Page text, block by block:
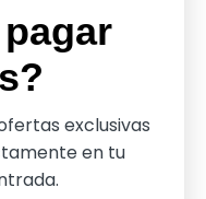
10:00–14:00
exclusivas
en tu